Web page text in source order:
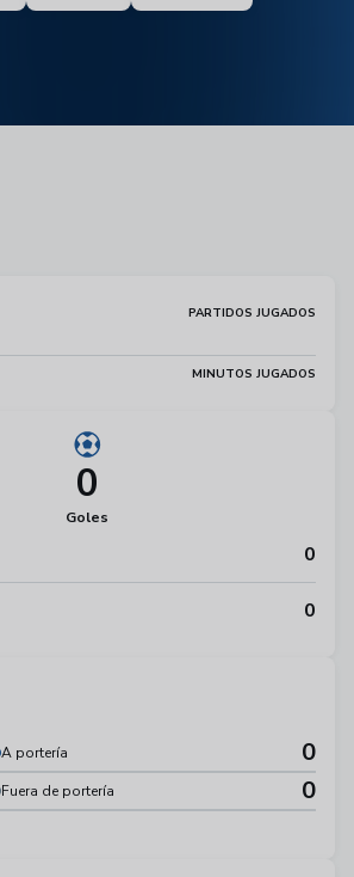
PARTIDOS JUGADOS
MINUTOS JUGADOS
0
Goles
0
0
A portería 0
Fuera de portería 0